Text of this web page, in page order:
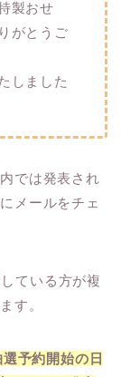
製おせ
がとうご
しました
では発表され
メールをチェ
ている方が複
す。
選予約開始の日